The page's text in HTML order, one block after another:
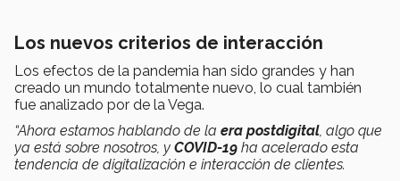
Los nuevos criterios de interacción
Los efectos de la pandemia han sido grandes y han
creado un mundo totalmente nuevo, lo cual también
fue analizado por de la Vega.
“Ahora estamos hablando de la era postdigital, algo que
ya está sobre nosotros, y COVID-19 ha acelerado esta
tendencia de digitalización e interacción de clientes.